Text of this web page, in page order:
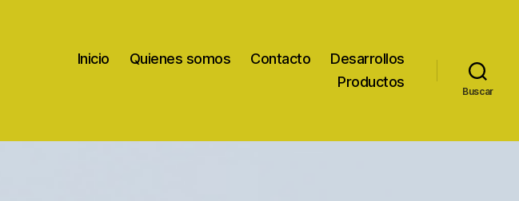
Inicio Quienes somos Contacto
Desarrollos
Productos
Buscar